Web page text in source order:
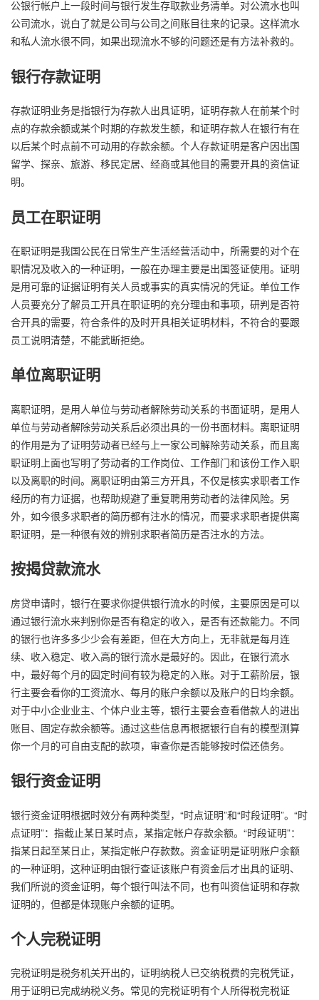
公银行帐户上一段时间与银行发生存取款业务清单。对公流水也叫
公司流水，说白了就是公司与公司之间账目往来的记录。这样流水
和私人流水很不同，如果出现流水不够的问题还是有方法补救的。
银行存款证明
存款证明业务是指银行为存款人出具证明，证明存款人在前某个时
点的存款余额或某个时期的存款发生额，和证明存款人在银行有在
以后某个时点前不可动用的存款余额。个人存款证明是客户因出国
留学、探亲、旅游、移民定居、经商或其他目的需要开具的资信证
明。
员工在职证明
在职证明是我国公民在日常生产生活经营活动中，所需要的对个在
职情况及收入的一种证明，一般在办理主要是出国签证使用。证明
是用可靠的证据证明有关人员或事实的真实情况的凭证。单位工作
人员要充分了解员工开具在职证明的充分理由和事项，研判是否符
合开具的需要，符合条件的及时开具相关证明材料，不符合的要跟
员工说明清楚，不能武断拒绝。
单位离职证明
离职证明，是用人单位与劳动者解除劳动关系的书面证明，是用人
单位与劳动者解除劳动关系后必须出具的一份书面材料。离职证明
的作用是为了证明劳动者已经与上一家公司解除劳动关系，而且离
职证明上面也写明了劳动者的工作岗位、工作部门和该份工作入职
以及离职的时间。离职证明由第三方开具，不仅是核实求职者工作
经历的有力证据，也帮助规避了重复聘用劳动者的法律风险。另
外，如今很多求职者的简历都有注水的情况，而要求求职者提供离
职证明，是一种很有效的辨别求职者简历是否注水的方法。
按揭贷款流水
房贷申请时，银行在要求你提供银行流水的时候，主要原因是可以
通过银行流水来判别你是否有稳定的收入，是否有还款能力。不同
的银行也许多多少少会有差距，但在大方向上，无非就是每月连
续、收入稳定、收入高的银行流水是最好的。因此，在银行流水
中，最好每个月的固定时间有较为稳定的入账。对于工薪阶层，银
行主要会看你的工资流水、每月的账户余额以及账户的日均余额。
对于中小企业业主、个体户业主等，银行主要会查看借款人的进出
账目、固定存款余额等。通过这些信息再根据银行自有的模型测算
你一个月的可自由支配的款项，审查你是否能够按时偿还债务。
银行资金证明
银行资金证明根据时效分有两种类型，“时点证明”和“时段证明”。“时
点证明”：指截止某日某时点，某指定帐户存款余额。“时段证明”：
指某日起至某日止，某指定帐户存款数。资金证明是证明账户余额
的一种证明，这种证明由银行查证该账户有资金后才出具的证明、
我们所说的资金证明，每个银行叫法不同，也有叫资信证明和存款
证明的，但都是体现账户余额的证明。
个人完税证明
完税证明是税务机关开出的，证明纳税人已交纳税费的完税凭证，
用于证明已完成纳税义务。常见的完税证明有个人所得税完税证